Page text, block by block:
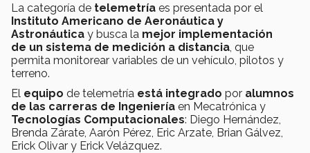
La categoría de telemetría es presentada por el
Instituto Americano de Aeronáutica y
Astronáutica y busca la mejor implementación
de un sistema de medición a distancia , que
permita monitorear variables de un vehículo, pilotos y
terreno.
El equipo de telemetría está integrado por alumnos
de las carreras de Ingeniería en Mecatrónica y
Tecnologías Computacionales: Diego Hernández,
Brenda Zárate, Aarón Pérez, Eric Arzate, Brian Gálvez,
Erick Olivar y Erick Velázquez.